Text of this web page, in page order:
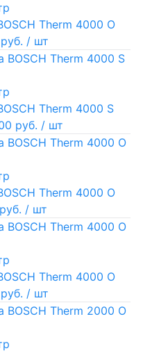
Therm 4000 O
/ шт
Therm 4000 S
руб. / шт
Therm 4000 O
/ шт
Therm 4000 O
/ шт